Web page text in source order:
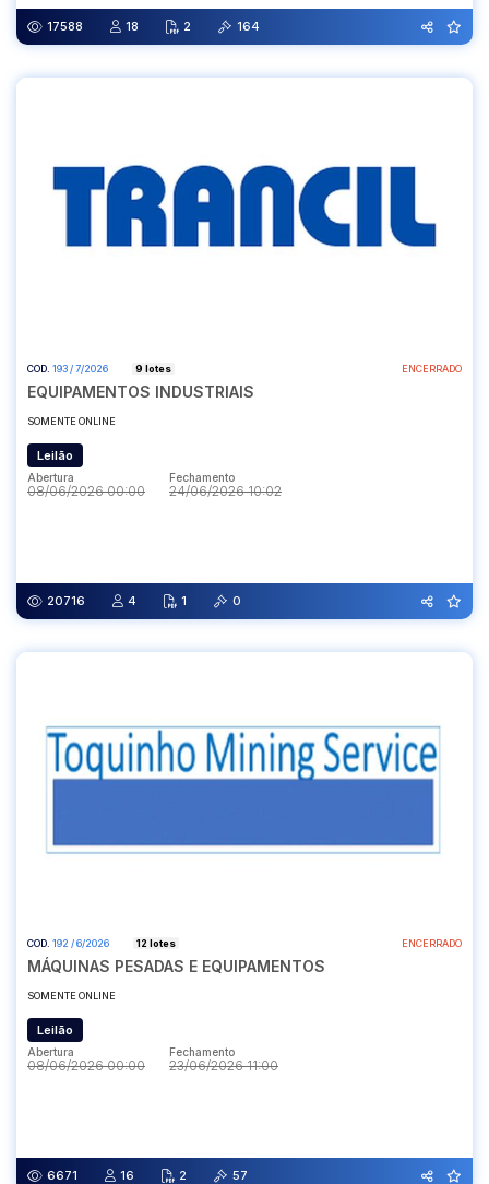
17588 18 2 164
COD. 193 / 7/2026 9 lotes ENCERRADO
EQUIPAMENTOS INDUSTRIAIS
SOMENTE ONLINE
Leilão
Abertura
08/06/2026 00:00
Fechamento
24/06/2026 10:02
20716 4 1 0
COD. 192 / 6/2026 12 lotes ENCERRADO
MÁQUINAS PESADAS E EQUIPAMENTOS
SOMENTE ONLINE
Leilão
Abertura
08/06/2026 00:00
Fechamento
23/06/2026 11:00
6671 16 2 57